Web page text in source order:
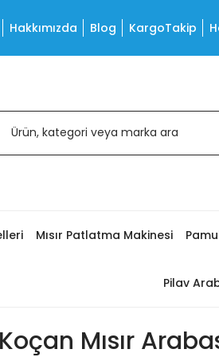
Hakkımızda Blog KargoTakip
Mısır Patlatma Makinesi
Pilav
Mısır